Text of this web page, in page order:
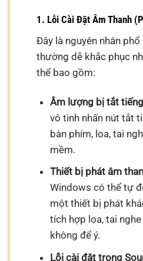
1. Lỗi Cài Đặt Âm Thanh
Đây là nguyên nhân
thường dễ khắc phục
thể bao gồm:
Âm lượng bị tắt
vô tình nhấn nút tắt
bàn phím, loa, tai
mềm.
Thiết bị phát âm
Windows có thể tự
một thiết bị phát
tích hợp loa, tai
không để ý.
Lỗi cài đặt trong